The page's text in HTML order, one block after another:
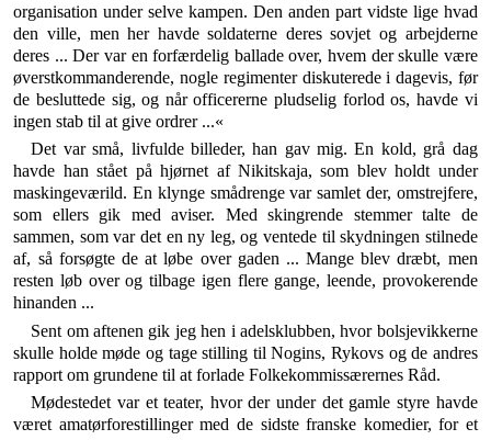
organisation under selve kampen. Den anden part vidste lige hvad
den ville, men her havde sol­daterne deres sovjet og arbejderne
deres ... Der var en forfærdelig ballade over, hvem der skulle være
øverst­kommanderende, nogle regimenter diskuterede i dage­vis, før
de besluttede sig, og når officererne pludselig forlod os, havde vi
ingen stab til at give ordrer ...«
Det var små, livfulde billeder, han gav mig. En kold, grå dag
havde han stået på hjørnet af Nikitskaja, som blev holdt under
maskingeværild. En klynge smådrenge var samlet der, omstrejfere,
som ellers gik med aviser. Med skingrende stemmer talte de
sammen, som var det en ny leg, og ventede til skydningen stilnede
af, så for­søgte de at løbe over gaden ... Mange blev dræbt, men
resten løb over og tilbage igen flere gange, leende, pro­vokerende
hinanden ...
Sent om aftenen gik jeg hen i adelsklubben, hvor bol­sjevikkerne
skulle holde møde og tage stilling til Nogins, Rykovs og de andres
rapport om grundene til at forlade Folkekommissærernes Råd.
Mødestedet var et teater, hvor der under det gamle styre havde
været amatørforestillinger med de sidste franske komedier, for et